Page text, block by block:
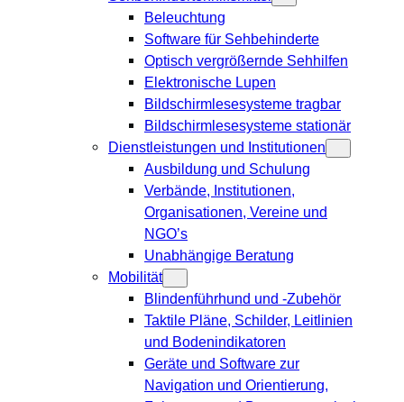
Beleuchtung
Software für Sehbehinderte
Optisch vergrößernde Sehhilfen
Elektronische Lupen
Bildschirmlesesysteme tragbar
Bildschirmlesesysteme stationär
Dienstleistungen und Institutionen
Ausbildung und Schulung
Verbände, Institutionen,
Organisationen, Vereine und
NGO’s
Unabhängige Beratung
Mobilität
Blindenführhund und -Zubehör
Taktile Pläne, Schilder, Leitlinien
und Bodenindikatoren
Geräte und Software zur
Navigation und Orientierung,